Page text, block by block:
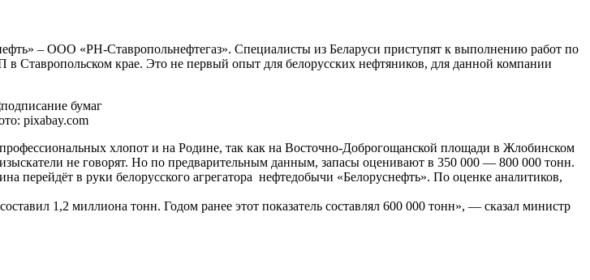
– ООО «РН-Ставропольнефтегаз». Специалисты из Беларуси приступят к выполнению работ по
Ставропольском крае. Это не первый опыт для белорусских нефтяников, для данной компании
pixabay.com
хлопот и на Родине, так как на Восточно-Доброгощанской площади в Жлобинском
не говорят. Но по предварительным данным, запасы оценивают в 350 000 — 800 000 тонн.
в руки белорусского агрегатора нефтедобычи «Белоруснефть». По оценке аналитиков,
1,2 миллиона тонн. Годом ранее этот показатель составлял 600 000 тонн», — сказал министр